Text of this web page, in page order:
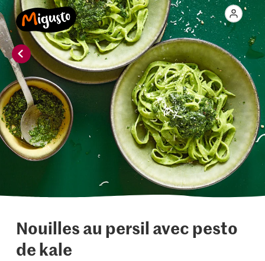
Nouilles au persil avec pesto
de kale